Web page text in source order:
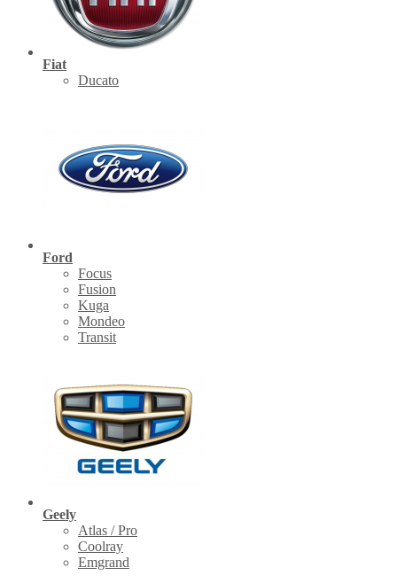
Fiat
Ducato
Ford
Focus
Fusion
Kuga
Mondeo
Transit
Geely
Atlas / Pro
Coolray
Emgrand